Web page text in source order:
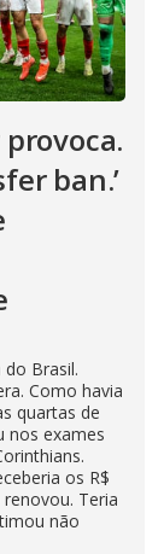
ban.’
Brasil.
Como havia
quartas de
nos exames
os R$
Teria
não